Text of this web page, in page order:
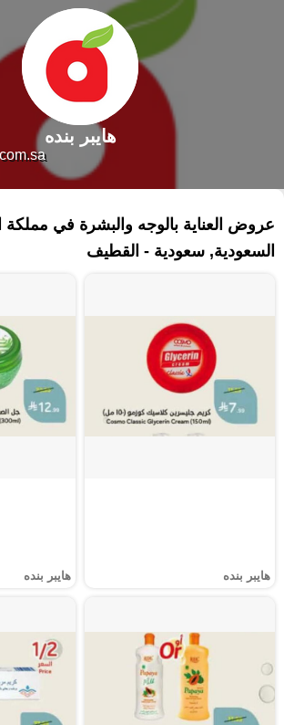
هايبر بنده
عروض العناية بالوجه والبشرة في مملكة
السعودية, سعودية - القطيف‎
هايبر بنده هايبر بنده